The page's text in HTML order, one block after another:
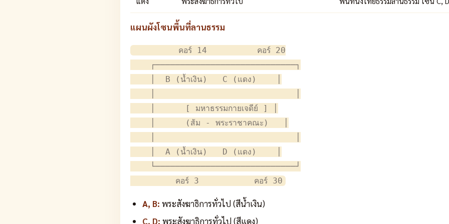
แผนผังโซนพื้นที่ลานธรรม
         คอร์ 14          คอร์ 20
    ┌────────────────────────────┐
    │  B (น้ำเงิน)   C (แดง)    │
    │      [ มหาธรรมกายเจดีย์ ] │
    │      (ส้ม - พระราชาคณะ)   │
    │  A (น้ำเงิน)   D (แดง)    │
    └────────────────────────────┘
A, B: พระสังฆาธิการทั่วไป (สีน้ำเงิน)
C, D: พระสังฆาธิการทั่วไป (สีแดง)